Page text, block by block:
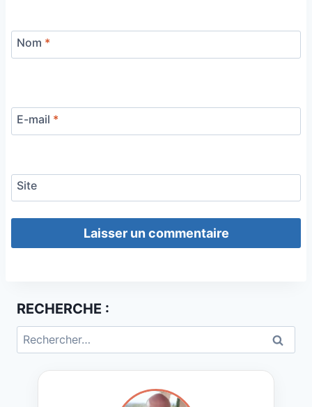
Nom *
E-mail *
Site
RECHERCHE :
Rechercher :